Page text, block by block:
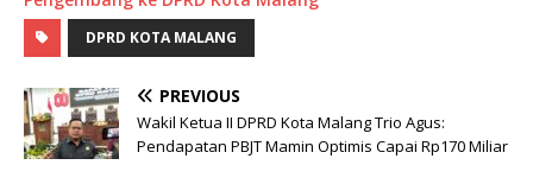
DPRD KOTA MALANG
PREVIOUS
Wakil Ketua II DPRD Kota Malang Trio Agus:
Pendapatan PBJT Mamin Optimis Capai Rp170 Miliar